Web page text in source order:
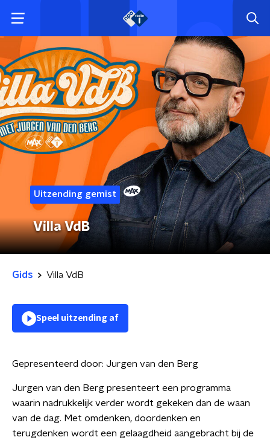
Uitzending gemist
Villa VdB
Gids Villa VdB
Speel uitzending af
Gepresenteerd door: Jurgen van den Berg
Jurgen van den Berg presenteert een programma
waarin nadrukkelijk verder wordt gekeken dan de waan
van de dag. Met omdenken, doordenken en
terugdenken wordt een gelaagdheid aangebracht bij de